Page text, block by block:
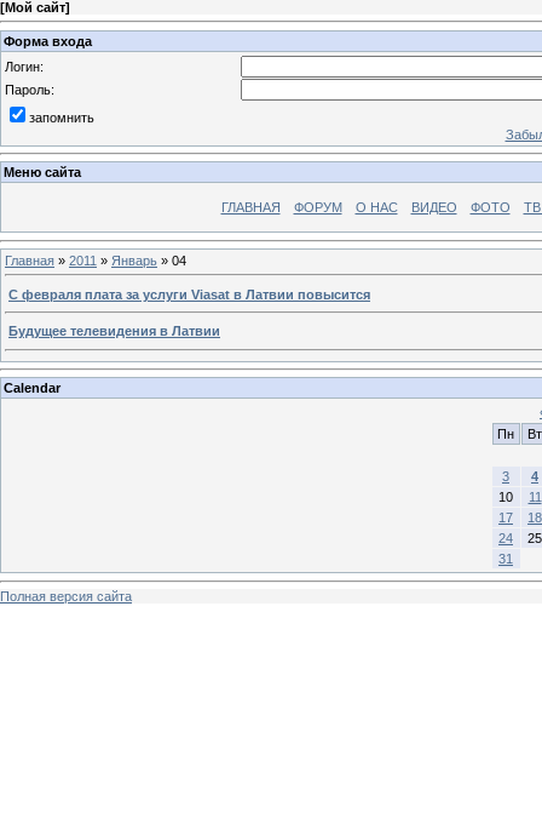
[Мой сайт]
Форма входа
Логин:
Пароль:
запомнить
Меню сайта
ГЛАВНАЯ ФОРУМ О НАС ВИДЕО ФОТО ТВ
Главная » 2011 » Январь » 04
С февраля плата за услуги Viasat в Латвии повысится
Будущее телевидения в Латвии
Calendar
Пн
Вт
3
4
10
11
17
18
24
25
31
Полная версия сайта